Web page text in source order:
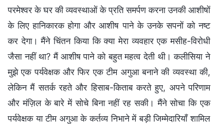
परमेश्वर के घर की व्यवस्थाओं के प्रति समर्पण करना उनकी आशीषों
के लिए हानिकारक होगा और आशीष पाने के उनके सपनों को नष्ट
कर देगा। मैंने चिंतन किया कि क्या मेरा व्यवहार एक मसीह-विरोधी
जैसा नहीं था? मैं आशीष पाने को बहुत महत्व देती थी। कलीसिया ने
मुझे एक पर्यवेक्षक और फिर एक टीम अगुआ बनाने की व्यवस्था की,
लेकिन मैं सतर्क रहते और हिसाब-किताब करते हुए, अपने परिणाम
और मंज़िल के बारे में सोचे बिना नहीं रह सकी। मैंने सोचा कि एक
पर्यवेक्षक या टीम अगुआ के कर्तव्य निभाने में बड़ी जिम्मेदारियाँ शामिल